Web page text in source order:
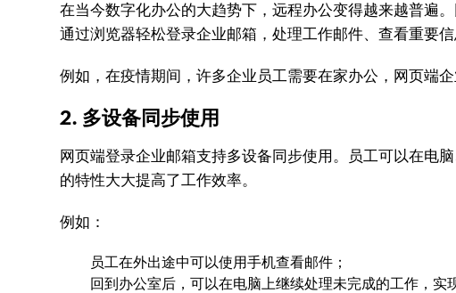
在当今数字化办公的大趋势下，远程办公变得越来越普遍
通过浏览器轻松登录企业邮箱，处理工作邮件、查看重要信
例如，在疫情期间，许多企业员工需要在家办公，网页端
2. 多设备同步使用
网页端登录企业邮箱支持多设备同步使用。员工可以在电
的特性大大提高了工作效率。
例如：
员工在外出途中可以使用手机查看邮件；
回到办公室后，可以在电脑上继续处理未完成的工作，实